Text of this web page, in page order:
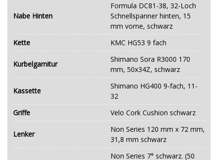
Nabe Hinten
Formula DC81-38, 32-Loch
Schnellspanner hinten, 15
mm vorne, schwarz
Kette
KMC HG53 9 fach
Kurbelgarnitur
Shimano Sora R3000 170
mm, 50x34Z, schwarz
Kassette
Shimano HG400 9-fach, 11-
32
Griffe
Velo Cork Cushion schwarz
Lenker
Non Series 120 mm x 72 mm,
31,8 mm schwarz
Non Series 7° schwarz. (50